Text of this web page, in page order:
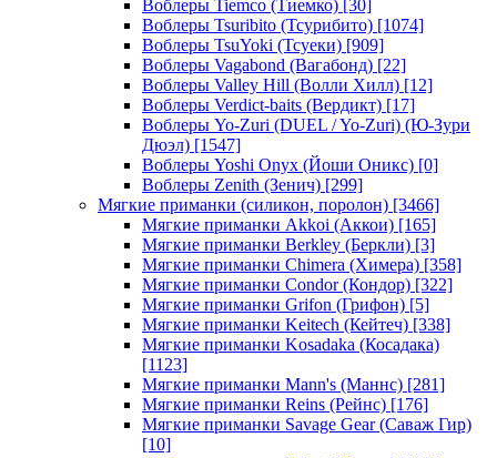
Воблеры Tiemco (Тиемко) [30]
Воблеры Tsuribito (Тсурибито) [1074]
Воблеры TsuYoki (Тсуеки) [909]
Воблеры Vagabond (Вагабонд) [22]
Воблеры Valley Hill (Волли Хилл) [12]
Воблеры Verdict-baits (Вердикт) [17]
Воблеры Yo-Zuri (DUEL / Yo-Zuri) (Ю-Зури
Дюэл) [1547]
Воблеры Yoshi Onyx (Йоши Оникс) [0]
Воблеры Zenith (Зенич) [299]
Мягкие приманки (силикон, поролон) [3466]
Мягкие приманки Akkoi (Аккои) [165]
Мягкие приманки Berkley (Беркли) [3]
Мягкие приманки Chimera (Химера) [358]
Мягкие приманки Condor (Кондор) [322]
Мягкие приманки Grifon (Грифон) [5]
Мягкие приманки Keitech (Кейтеч) [338]
Мягкие приманки Kosadaka (Косадака)
[1123]
Мягкие приманки Mann's (Маннс) [281]
Мягкие приманки Reins (Рейнс) [176]
Мягкие приманки Savage Gear (Саваж Гир)
[10]